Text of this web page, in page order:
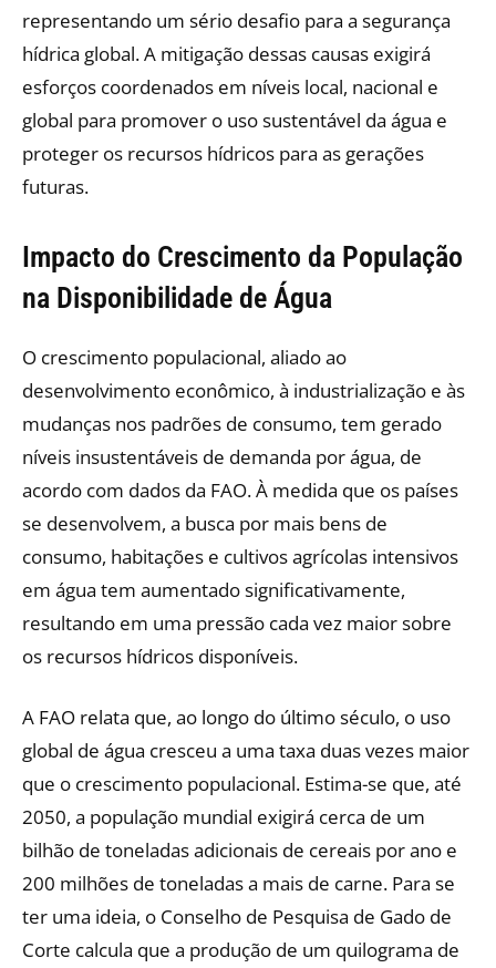
representando um sério desafio para a segurança
hídrica global. A mitigação dessas causas exigirá
esforços coordenados em níveis local, nacional e
global para promover o uso sustentável da água e
proteger os recursos hídricos para as gerações
futuras.
Impacto do Crescimento da População
na Disponibilidade de Água
O crescimento populacional, aliado ao
desenvolvimento econômico, à industrialização e às
mudanças nos padrões de consumo, tem gerado
níveis insustentáveis de demanda por água, de
acordo com dados da FAO. À medida que os países
se desenvolvem, a busca por mais bens de
consumo, habitações e cultivos agrícolas intensivos
em água tem aumentado significativamente,
resultando em uma pressão cada vez maior sobre
os recursos hídricos disponíveis.
A FAO relata que, ao longo do último século, o uso
global de água cresceu a uma taxa duas vezes maior
que o crescimento populacional. Estima-se que, até
2050, a população mundial exigirá cerca de um
bilhão de toneladas adicionais de cereais por ano e
200 milhões de toneladas a mais de carne. Para se
ter uma ideia, o Conselho de Pesquisa de Gado de
Corte calcula que a produção de um quilograma de